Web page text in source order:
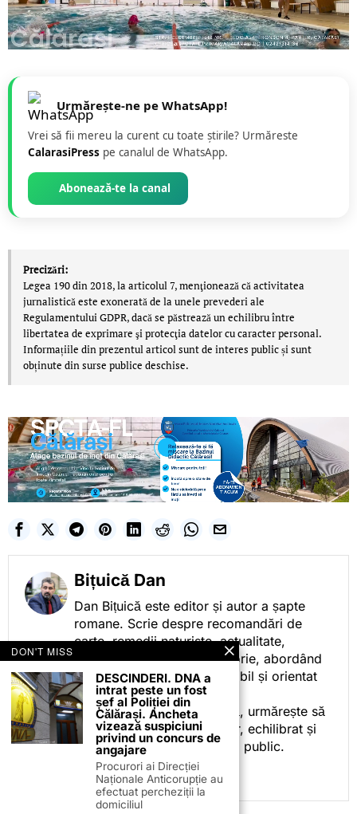
Urmărește-ne pe WhatsApp!
Vrei să fii mereu la curent cu toate știrile? Urmăreste
CalarasiPress pe canalul de WhatsApp.
Abonează-te la canal
Precizări:
Legea 190 din 2018, la articolul 7, menţionează că activitatea
jurnalistică este exonerată de la unele prevederi ale
Regulamentului GDPR, dacă se păstrează un echilibru între
libertatea de exprimare şi protecţia datelor cu caracter personal.
Informațiile din prezentul articol sunt de interes public și sunt
obținute din surse publice deschise.
Bițuică Dan
Dan Bițuică este editor și autor a șapte
romane. Scrie despre recomandări de
carte, remedii naturiste, actualitate,
cotidian politic, sport și istorie, abordând
subiectele într-un stil accesibil și orientat
spre informare.
Prin activitatea sa editorială, urmărește să
ofere cititorilor conținut clar, echilibrat și
relevant, adaptat interesului public.
DON'T MISS
DESCINDERI. DNA a
intrat peste un fost
șef al Poliției din
Călărași. Ancheta
vizează suspiciuni
privind un concurs de
angajare
Procurori ai Direcției
Naționale Anticorupție au
efectuat percheziții la
domiciliul